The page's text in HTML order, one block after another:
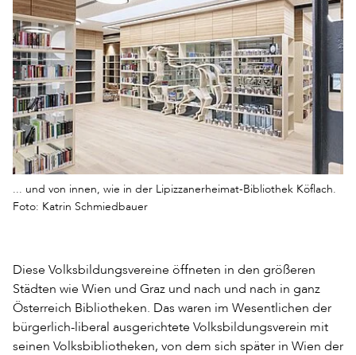
... und von innen, wie in der Lipizzanerheimat-Bibliothek Köflach.
Foto: Katrin Schmiedbauer
Diese Volksbildungsvereine öffneten in den größeren
Städten wie Wien und Graz und nach und nach in ganz
Österreich Bibliotheken. Das waren im Wesentlichen der
bürgerlich-liberal ausgerichtete Volksbildungsverein mit
seinen Volksbibliotheken, von dem sich später in Wien der